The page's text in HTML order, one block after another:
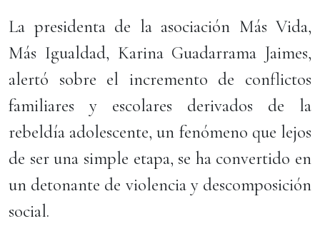
La presidenta de la asociación Más Vida,
Más Igualdad, Karina Guadarrama Jaimes,
alertó sobre el incremento de conflictos
familiares y escolares derivados de la
rebeldía adolescente, un fenómeno que lejos
de ser una simple etapa, se ha convertido en
un detonante de violencia y descomposición
social.